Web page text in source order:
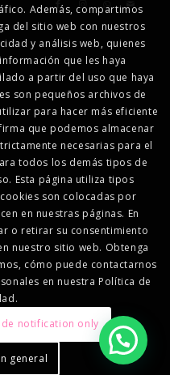
Además, compartimos
del sitio web con nuestros
y análisis web, quienes
que les haya
a partir del uso que haya
son pequeños archivos de
para hacer más eficiente
que podemos almacenar
necesarias para el
todos los demás tipos de
Esta página utiliza tipos
son colocadas por
en nuestras páginas. En
o retirar su consentimiento
nuestro sitio web. Obtenga
cómo puede contactarnos
en nuestra Política de
notification only
general